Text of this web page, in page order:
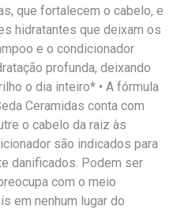
que fortalecem o cabelo, e
hidratantes que deixam os
e o condicionador
profunda, deixando
o dia inteiro* • A fórmula
Ceramidas conta com
o cabelo da raiz às
são indicados para
danificados. Podem ser
com o meio
em nenhum lugar do